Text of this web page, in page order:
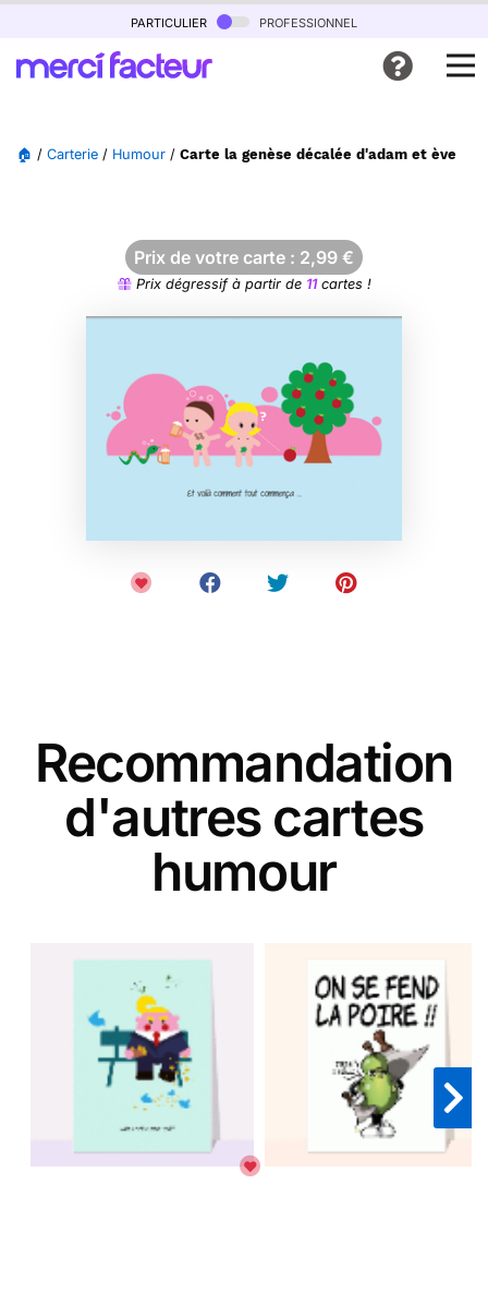
particulier professionnel
🏠 / Carterie / Humour / Carte la genèse décalée d'adam et ève
Prix de votre carte : 2,99 €
Prix dégressif à partir de 11cartes !
Recommandation
d'autres cartes
humour